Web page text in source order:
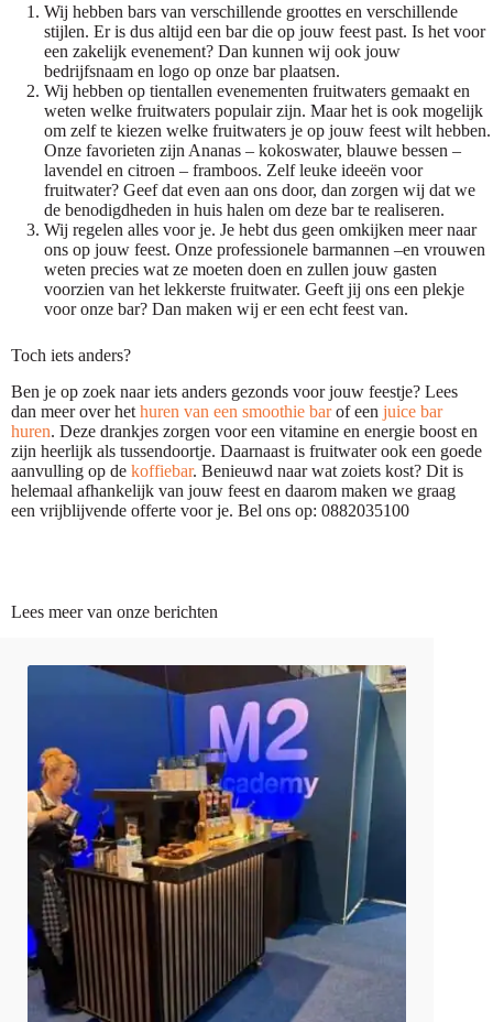
Wij hebben bars van verschillende groottes en verschillende
stijlen. Er is dus altijd een bar die op jouw feest past. Is het voor
een zakelijk evenement? Dan kunnen wij ook jouw
bedrijfsnaam en logo op onze bar plaatsen.
Wij hebben op tientallen evenementen fruitwaters gemaakt en
weten welke fruitwaters populair zijn. Maar het is ook mogelijk
om zelf te kiezen welke fruitwaters je op jouw feest wilt hebben.
Onze favorieten zijn Ananas – kokoswater, blauwe bessen –
lavendel en citroen – framboos. Zelf leuke ideeën voor
fruitwater? Geef dat even aan ons door, dan zorgen wij dat we
de benodigdheden in huis halen om deze bar te realiseren.
Wij regelen alles voor je. Je hebt dus geen omkijken meer naar
ons op jouw feest. Onze professionele barmannen –en vrouwen
weten precies wat ze moeten doen en zullen jouw gasten
voorzien van het lekkerste fruitwater. Geeft jij ons een plekje
voor onze bar? Dan maken wij er een echt feest van.
Toch iets anders?
Ben je op zoek naar iets anders gezonds voor jouw feestje? Lees
dan meer over het huren van een smoothie barof een juice bar
huren. Deze drankjes zorgen voor een vitamine en energie boost en
zijn heerlijk als tussendoortje. Daarnaast is fruitwater ook een goede
aanvulling op de koffiebar. Benieuwd naar wat zoiets kost? Dit is
helemaal afhankelijk van jouw feest en daarom maken we graag
een vrijblijvende offerte voor je. Bel ons op: 0882035100
Lees meer van onze berichten